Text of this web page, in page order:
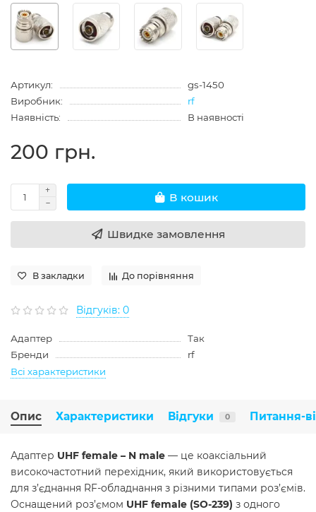
Артикул:
gs-1450
Виробник:
rf
Наявність:
В наявності
200 грн.
В кошик
Швидке замовлення
В закладки До порівняння
Відгуків: 0
Адаптер
Так
Бренди
rf
Всі характеристики
Опис Характеристики Відгуки 0 Питання-
Адаптер UHF female – N male — це коаксіальний
високочастотний перехідник, який використовується
для з’єднання RF-обладнання з різними типами роз’ємів.
Оснащений роз’ємом UHF female (SO-239) з одного